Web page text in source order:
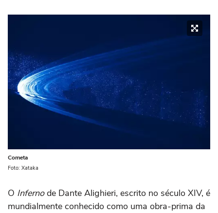
Cometa
Foto: Xataka
O Infernode Dante Alighieri, escrito no século XIV, é
mundialmente conhecido como uma obra-prima da